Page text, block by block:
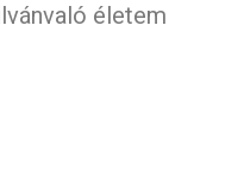
életem